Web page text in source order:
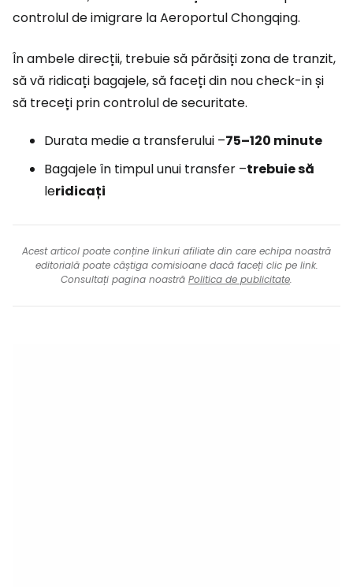
controlul de imigrare la Aeroportul Chongqing.
În ambele direcții, trebuie să părăsiți zona de tranzit,
să vă ridicați bagajele, să faceți din nou check-in și
să treceți prin controlul de securitate.
Durata medie a transferului –75–120 minute
Bagajele în timpul unui transfer –trebuie să
leridicați
Acest articol poate conține linkuri afiliate din care echipa noastră
editorială poate câștiga comisioane dacă faceți clic pe link.
Consultați pagina noastră Politica de publicitate.